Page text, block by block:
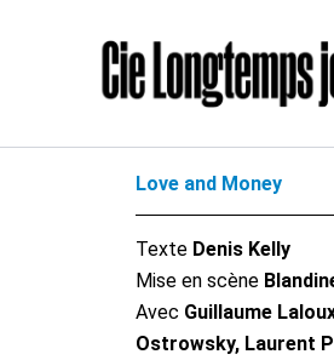
Love and Money
Texte Denis Kelly
Mise en scène
Avec Guillaume
Ostrowsky, Laurent